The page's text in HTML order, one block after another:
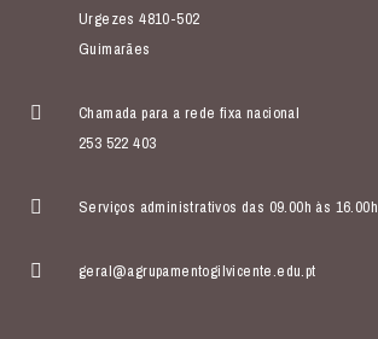
Urgezes 4810-502
Guimarães
Chamada para a rede fixa nacional
253 522 403
Serviços administrativos das 09.00h às 16.00h
geral@agrupamentogilvicente.edu.pt